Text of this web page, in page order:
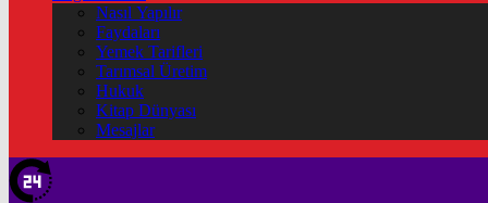
Nasıl Yapılır
Faydaları
Yemek Tarifleri
Tarımsal Üretim
Hukuk
Kitap Dünyası
Mesajlar